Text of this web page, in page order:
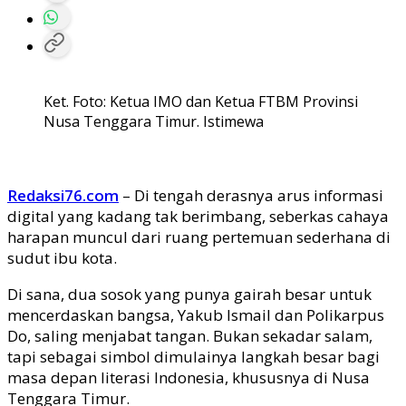
Ket. Foto: Ketua IMO dan Ketua FTBM Provinsi
Nusa Tenggara Timur. Istimewa
Redaksi76.com – Di tengah derasnya arus informasi
digital yang kadang tak berimbang, seberkas cahaya
harapan muncul dari ruang pertemuan sederhana di
sudut ibu kota.
Di sana, dua sosok yang punya gairah besar untuk
mencerdaskan bangsa, Yakub Ismail dan Polikarpus
Do, saling menjabat tangan. Bukan sekadar salam,
tapi sebagai simbol dimulainya langkah besar bagi
masa depan literasi Indonesia, khususnya di Nusa
Tenggara Timur.